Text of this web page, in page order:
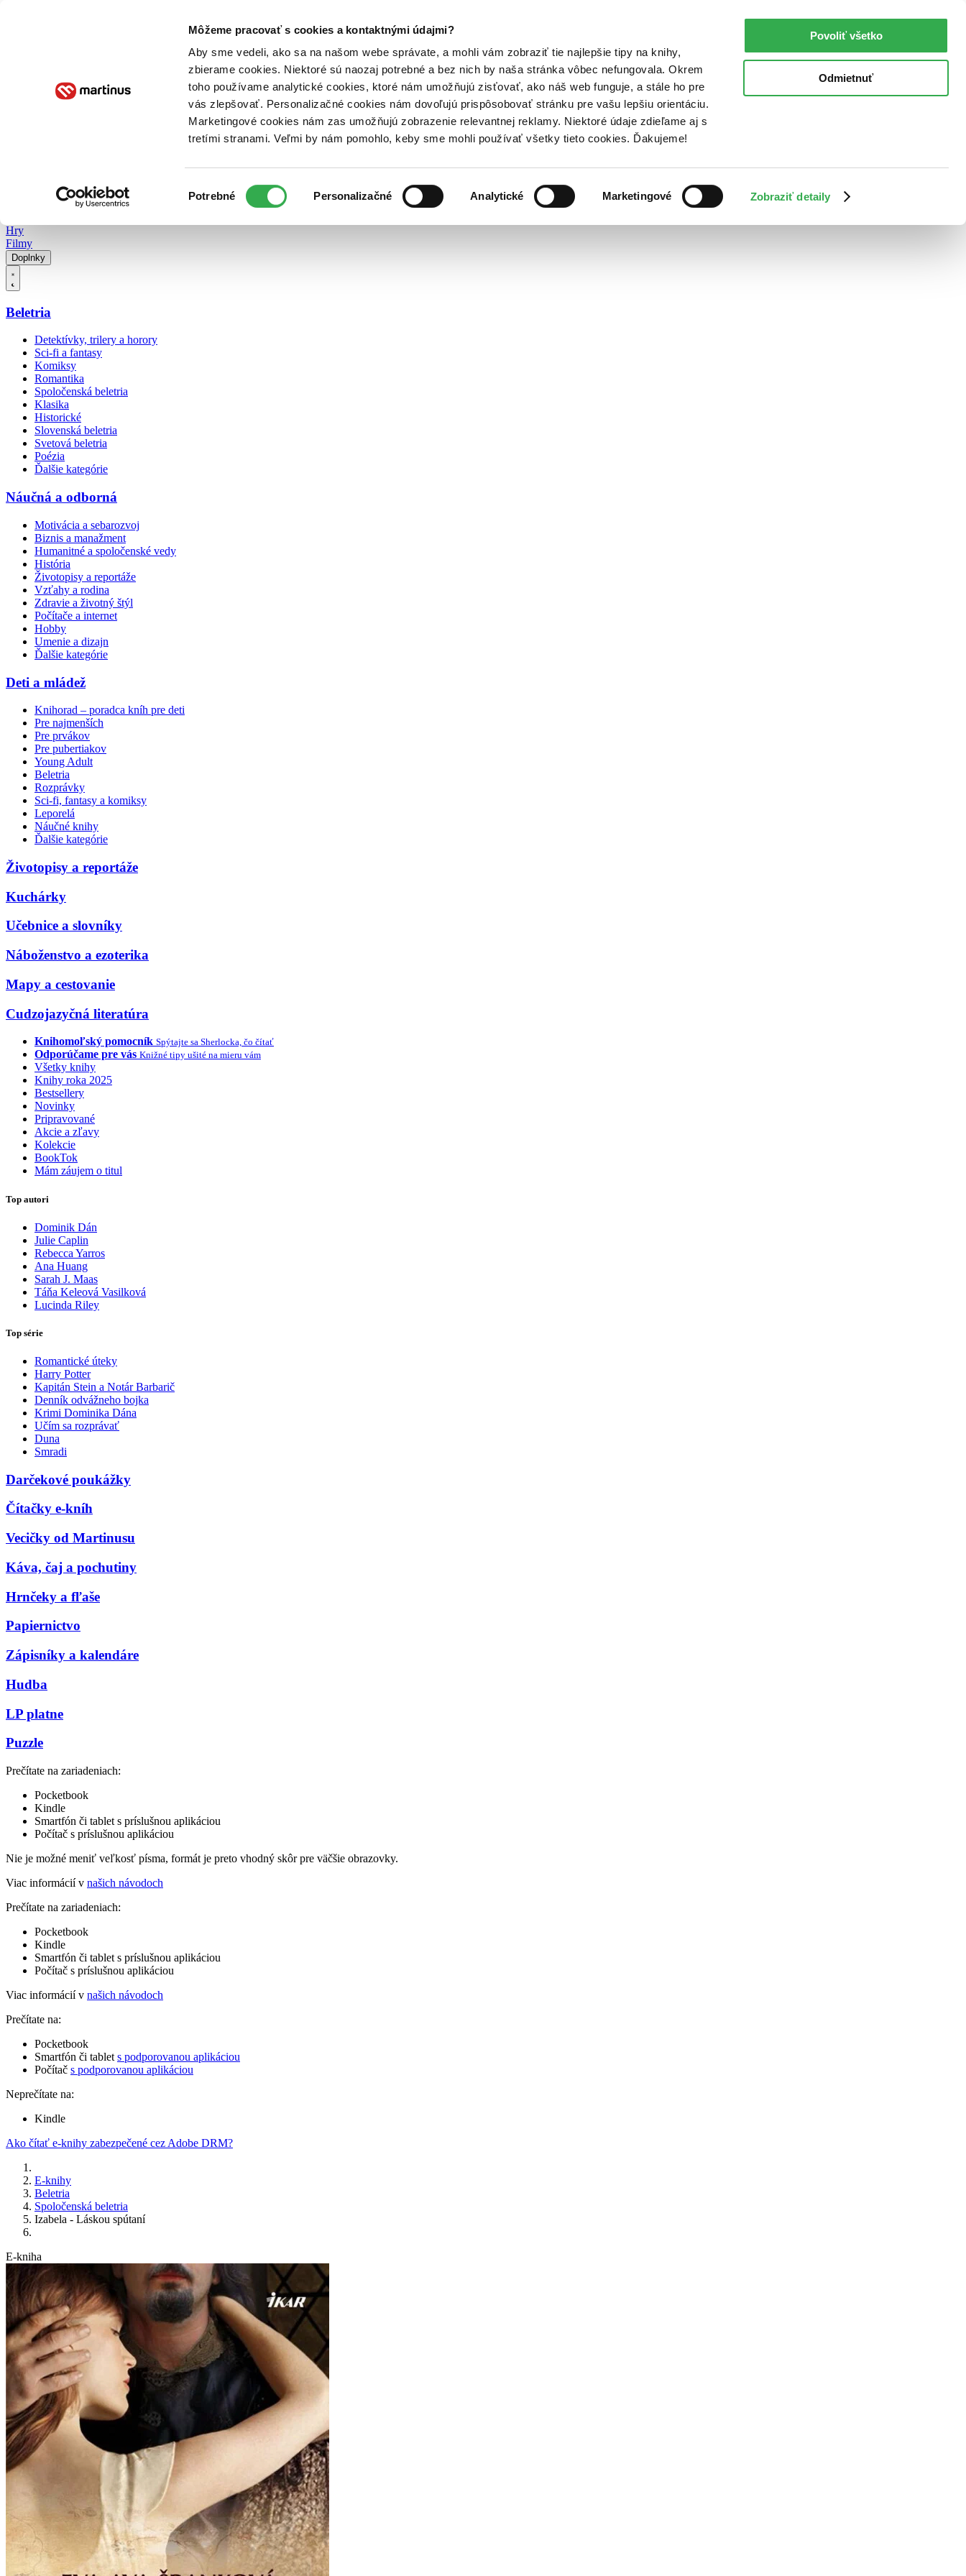
Môžeme pracovať s cookies a kontaktnými údajmi?
Aby sme vedeli, ako sa na našom webe správate, a mohli vám zobraziť tie najlepšie tipy na knihy,
zbierame cookies. Niektoré sú naozaj potrebné a bez nich by naša stránka vôbec nefungovala. Okrem
toho používame analytické cookies, ktoré nám umožňujú zisťovať, ako náš web funguje, a stále ho pre
vás zlepšovať. Personalizačné cookies nám dovoľujú prispôsobovať stránku pre vašu lepšiu orientáciu.
Marketingové cookies nám zas umožňujú zobrazenie relevantnej reklamy. Niektoré údaje zdieľame aj s
tretími stranami. Veľmi by nám pomohlo, keby sme mohli používať všetky tieto cookies. Ďakujeme!
súhlasu
Potrebné Personalizačné Analytické Marketingové Zobraziť detaily
Povoliť všetko
Odmietnuť
Poukážky Kontakt
Hry
Filmy
Doplnky
Beletria
Detektívky, trilery a horory
Sci-fi a fantasy
Komiksy
Romantika
Spoločenská beletria
Klasika
Historické
Slovenská beletria
Svetová beletria
Poézia
Ďalšie kategórie
Náučná a odborná
Motivácia a sebarozvoj
Biznis a manažment
Humanitné a spoločenské vedy
História
Životopisy a reportáže
Vzťahy a rodina
Zdravie a životný štýl
Počítače a internet
Hobby
Umenie a dizajn
Ďalšie kategórie
Deti a mládež
Knihorad – poradca kníh pre deti
Pre najmenších
Pre prvákov
Pre pubertiakov
Young Adult
Beletria
Rozprávky
Sci-fi, fantasy a komiksy
Leporelá
Náučné knihy
Ďalšie kategórie
Životopisy a reportáže
Kuchárky
Učebnice a slovníky
Náboženstvo a ezoterika
Mapy a cestovanie
Cudzojazyčná literatúra
Knihomoľský pomocník Spýtajte sa Sherlocka, čo čítať
Odporúčame pre vás Knižné tipy ušité na mieru vám
Všetky knihy
Knihy roka 2025
Bestsellery
Novinky
Pripravované
Akcie a zľavy
Kolekcie
BookTok
Mám záujem o titul
Top autori
Dominik Dán
Julie Caplin
Rebecca Yarros
Ana Huang
Sarah J. Maas
Táňa Keleová Vasilková
Lucinda Riley
Top série
Romantické úteky
Harry Potter
Kapitán Stein a Notár Barbarič
Denník odvážneho bojka
Krimi Dominika Dána
Učím sa rozprávať
Duna
Smradi
Darčekové poukážky
Čítačky e-kníh
Vecičky od Martinusu
Káva, čaj a pochutiny
Hrnčeky a fľaše
Papiernictvo
Zápisníky a kalendáre
Hudba
LP platne
Puzzle
Prečítate na zariadeniach:
Pocketbook
Kindle
Smartfón či tablet s príslušnou aplikáciou
Počítač s príslušnou aplikáciou
Nie je možné meniť veľkosť písma, formát je preto vhodný skôr pre väčšie obrazovky.
Viac informácií v našich návodoch
Prečítate na zariadeniach:
Pocketbook
Kindle
Smartfón či tablet s príslušnou aplikáciou
Počítač s príslušnou aplikáciou
Viac informácií v našich návodoch
Prečítate na:
Pocketbook
Smartfón či tablet s podporovanou aplikáciou
Počítač s podporovanou aplikáciou
Neprečítate na:
Kindle
Ako čítať e-knihy zabezpečené cez Adobe DRM?
E-knihy
Beletria
Spoločenská beletria
Izabela - Láskou spútaní
E-kniha